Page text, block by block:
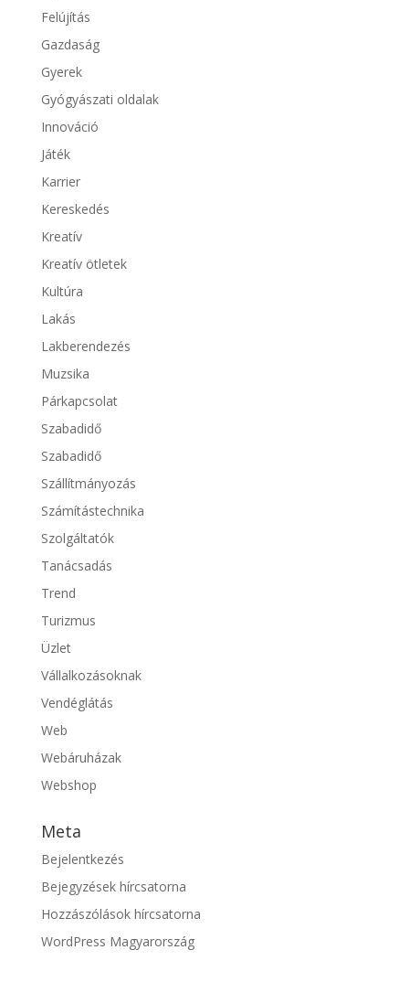
Felújítás
Gazdaság
Gyerek
Gyógyászati oldalak
Innováció
Játék
Karrier
Kereskedés
Kreatív
Kreatív ötletek
Kultúra
Lakás
Lakberendezés
Muzsika
Párkapcsolat
Szabadidő
Szabadidő
Szállítmányozás
Számítástechnika
Szolgáltatók
Tanácsadás
Trend
Turizmus
Üzlet
Vállalkozásoknak
Vendéglátás
Web
Webáruházak
Webshop
Meta
Bejelentkezés
Bejegyzések hírcsatorna
Hozzászólások hírcsatorna
WordPress Magyarország